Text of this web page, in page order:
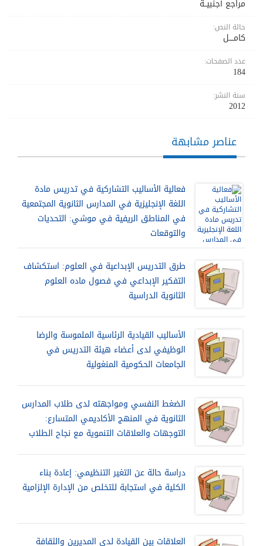
مراجع أجنبيــة
حالة النص:
كامــــل
عدد الصفحات:
184
سنة النشر:
2012
عناصر مشابهة
فعالية الأساليب التشاركية في تدريس مادة
اللغة الإنجليزية في المدارس الثانوية المجتمعية
في المناطق الريفية في موشي: التحديات
والتوقعات
طرق التدريس الإبداعية في العلوم: استكشاف
التفكير الإبداعي في فصول ماده العلوم
الثانوية الدراسية
الأساليب القيادية الرئاسية الملموسة والرضا
الوظيفي لدى أعضاء هيئة التدريس في
الجامعات الحكومية المنغولية
الضغط النفسي ومواجهته لدى طلاب المدارس
الثانوية في المنهج الأكاديمي المتسارع:
التوجهات والعلاقات التنموية مع نجاح الطلاب
دراسة حالة عن التغير التنظيمي: إعادة بناء
الكلية في استجابة للتخلص من الإدارة الإلزامية
العلاقات بين القيادة لدي المديرين والثقافة